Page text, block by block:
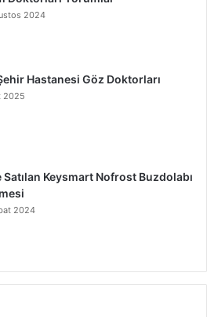
2024
Hastanesi Göz Doktorları
2025
Satılan Keysmart Nofrost Buzdolabı
2024